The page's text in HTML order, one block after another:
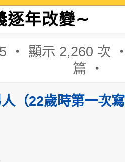
逐年改變∼
‧ 顯示 2,260 次
篇 ‧
（22歲時第一次